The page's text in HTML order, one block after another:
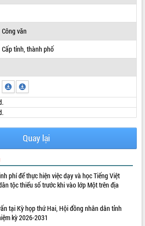
Công văn
Cấp tỉnh, thành phố
Quay lại
phí để thực hiện việc dạy và học Tiếng Việt
tộc thiểu số trước khi vào lớp Một trên địa
tại Kỳ họp thứ Hai, Hội đồng nhân dân tỉnh
kỳ 2026-2031